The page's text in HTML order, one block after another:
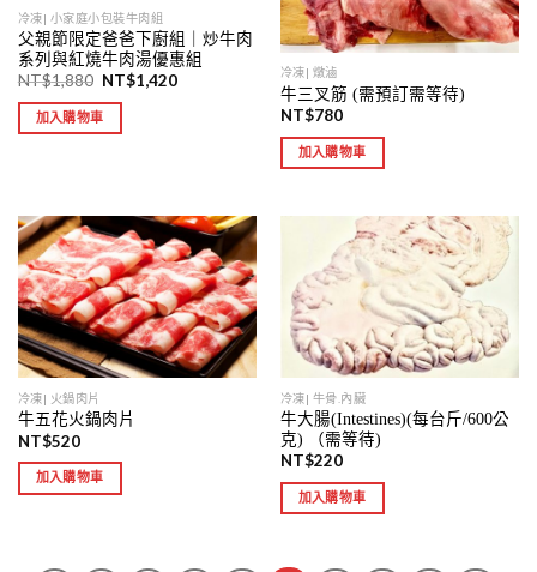
冷凍| 小家庭小包裝牛肉組
父親節限定爸爸下廚組｜炒牛肉
系列與紅燒牛肉湯優惠組
NT$1,880 NT$1,420
加入購物車
冷凍| 燉滷
牛三叉筋 (需預訂需等待)
NT$780
加入購物車
冷凍| 火鍋肉片
牛五花火鍋肉片
NT$520
加入購物車
冷凍| 牛骨.內臟
牛大腸(Intestines)(每台斤/600公
克) （需等待)
NT$220
加入購物車